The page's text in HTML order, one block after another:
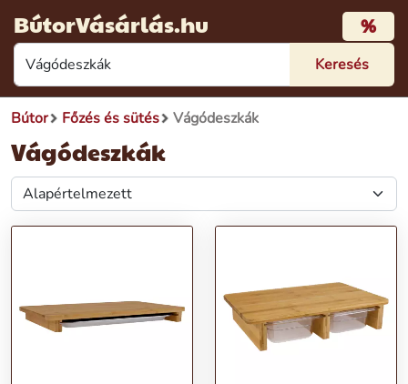
BútorVásárlás.hu %
Bútor Főzés és sütés Vágódeszkák
Vágódeszkák